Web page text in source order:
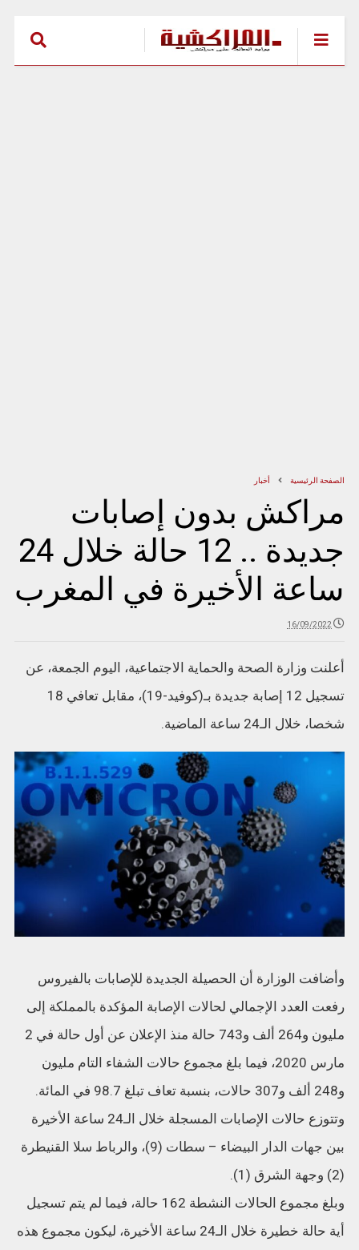
الصفحة الرئيسية أخبار
مراكش بدون إصابات
جديدة .. 12 حالة خلال 24
ساعة الأخيرة في المغرب
16/09/2022
أعلنت وزارة الصحة والحماية الاجتماعية، اليوم الجمعة، عن
تسجيل 12 إصابة جديدة بـ(كوفيد-19)، مقابل تعافي 18
شخصا، خلال الـ24 ساعة الماضية.
وأضافت الوزارة أن الحصيلة الجديدة للإصابات بالفيروس
رفعت العدد الإجمالي لحالات الإصابة المؤكدة بالمملكة إلى
مليون و264 ألف و743 حالة منذ الإعلان عن أول حالة في 2
مارس 2020، فيما بلغ مجموع حالات الشفاء التام مليون
و248 ألف و307 حالات، بنسبة تعاف تبلغ 98.7 في المائة.
وتتوزع حالات الإصابات المسجلة خلال الـ24 ساعة الأخيرة
بين جهات الدار البيضاء – سطات (9)، والرباط سلا القنيطرة
(2) وجهة الشرق (1).
وبلغ مجموع الحالات النشطة 162 حالة، فيما لم يتم تسجيل
أية حالة خطيرة خلال الـ24 ساعة الأخيرة، ليكون مجموع هذه